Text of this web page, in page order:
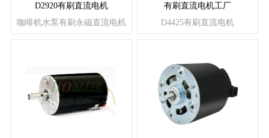
D2920有刷直流电机
咖啡机水泵有刷永磁直流电机
有刷直流电机工厂
D4425有刷直流电机